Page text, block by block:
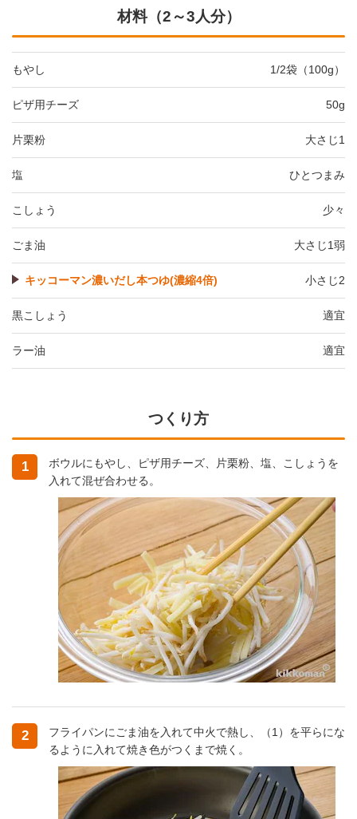
材料（2～3人分）
もやし 1/2袋（100g）
ピザ用チーズ 50g
片栗粉 大さじ1
塩 ひとつまみ
こしょう 少々
ごま油 大さじ1弱
キッコーマン濃いだし本つゆ(濃縮4倍) 小さじ2
黒こしょう 適宜
ラー油 適宜
つくり方
1
ボウルにもやし、ピザ用チーズ、片栗粉、塩、こしょうを
入れて混ぜ合わせる。
2
フライパンにごま油を入れて中火で熱し、（1）を平らにな
るように入れて焼き色がつくまで焼く。